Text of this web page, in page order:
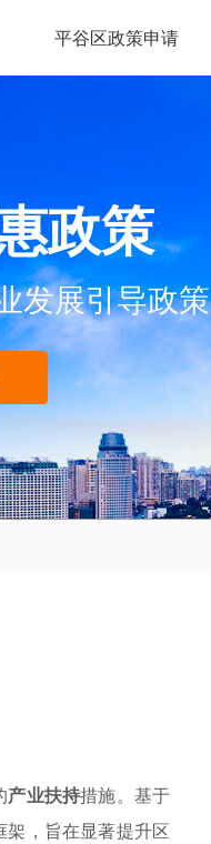
平谷区政策申请
政策
发展引导政策
产业扶持措施。基于
架，旨在显著提升区